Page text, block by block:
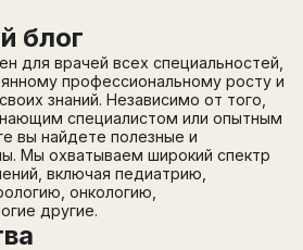
блог
для врачей всех специальностей,
профессиональному росту и
знаний. Независимо от того,
специалистом или опытным
вы найдете полезные и
Мы охватываем широкий спектр
включая педиатрию,
онкологию,
другие.